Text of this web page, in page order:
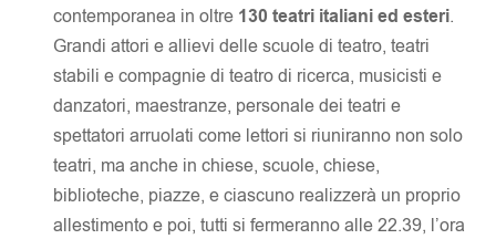
contemporanea in oltre 130 teatri italiani ed esteri.
Grandi attori e allievi delle scuole di teatro, teatri
stabili e compagnie di teatro di ricerca, musicisti e
danzatori, maestranze, personale dei teatri e
spettatori arruolati come lettori si riuniranno non solo
teatri, ma anche in chiese, scuole, chiese,
biblioteche, piazze, e ciascuno realizzerà un proprio
allestimento e poi, tutti si fermeranno alle 22.39, l’ora